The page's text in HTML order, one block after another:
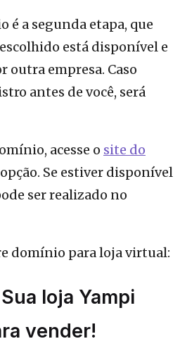
é a segunda etapa, que
está disponível e
outra empresa. Caso
antes de você, será
acesse o site do
Se estiver disponível
ser realizado no
domínio para loja virtual:
loja Yampi
vender!